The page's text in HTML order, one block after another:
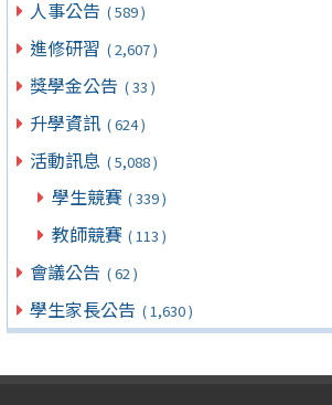
人事公告 ( 589 )
進修研習 ( 2,607 )
獎學金公告 ( 33 )
升學資訊 ( 624 )
活動訊息 ( 5,088 )
學生競賽 ( 339 )
教師競賽 ( 113 )
會議公告 ( 62 )
學生家長公告 ( 1,630 )